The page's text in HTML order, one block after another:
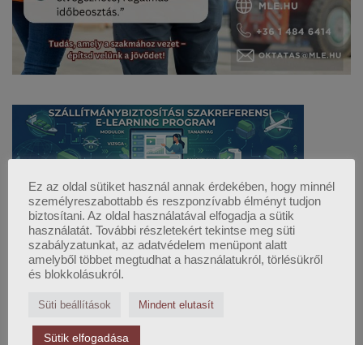
Ez az oldal sütiket használ annak érdekében, hogy minnél
személyreszabottabb és reszponzívabb élményt tudjon
biztosítani. Az oldal használatával elfogadja a sütik
használatát. További részletekért tekintse meg süti
szabályzatunkat, az adatvédelem menüpont alatt
amelyből többet megtudhat a használatukról, törlésükről
és blokkolásukról.
Süti beállítások Mindent elutasít
Sütik elfogadása